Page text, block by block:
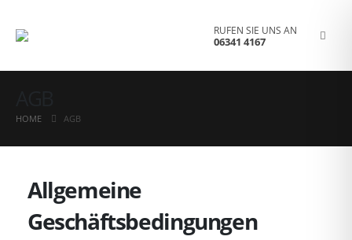
RUFEN SIE UNS AN
06341 4167
HOME AGB
Allgemeine
Geschäftsbedingungen